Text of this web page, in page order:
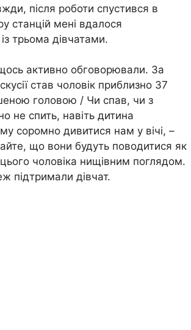
після роботи спустився в
станцій мені вдалося
трьома дівчатами.
активно обговорювали. За
став чоловік приблизно 37
головою / Чи спав, чи з
не спить, навіть дитина
соромно дивитися нам у вічі, –
що вони будуть поводитися як
чоловіка нищівним поглядом.
підтримали дівчат.